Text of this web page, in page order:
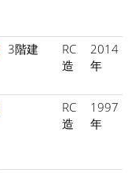
3階建
RC
造
2014
年
RC
造
1997
年